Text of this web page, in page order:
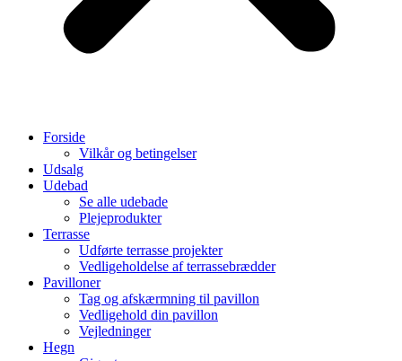
Forside
Vilkår og betingelser
Udsalg
Udebad
Se alle udebade
Plejeprodukter
Terrasse
Udførte terrasse projekter
Vedligeholdelse af terrassebrædder
Pavilloner
Tag og afskærmning til pavillon
Vedligehold din pavillon
Vejledninger
Hegn